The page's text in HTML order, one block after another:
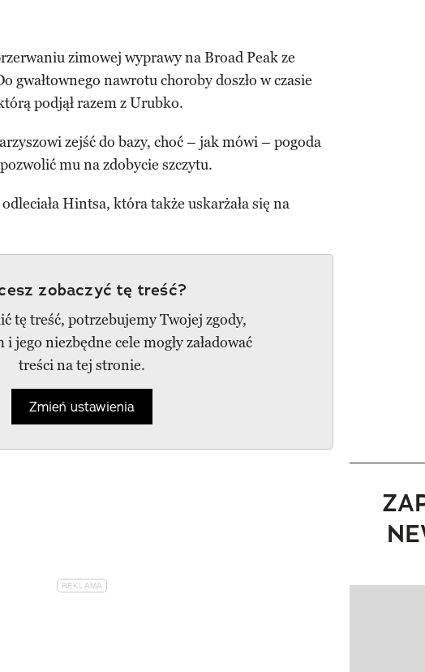
zimowej wyprawy na Broad Peak ze
gwałtownego nawrotu choroby doszło w czasie
podjął razem z Urubko.
zejść do bazy, choć – jak mówi – pogoda
pozwolić mu na zdobycie szczytu.
Hintsa, która także uskarżała się na
zobaczyć tę treść?
tę treść, potrzebujemy Twojej zgody,
jego niezbędne cele mogły załadować
treści na tej stronie.
Zmień ustawienia